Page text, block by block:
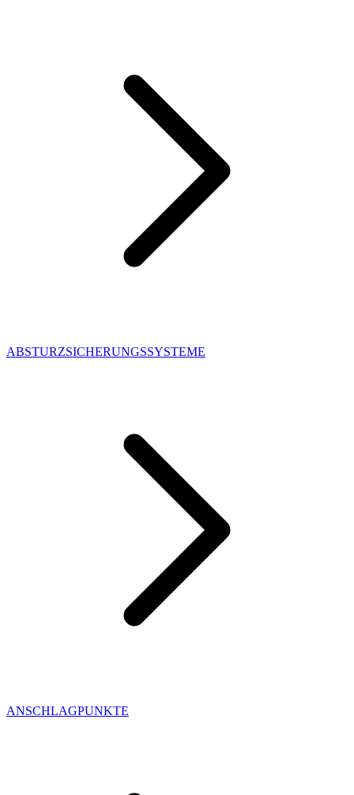
ABSTURZSICHERUNGSSYSTEME
ANSCHLAGPUNKTE